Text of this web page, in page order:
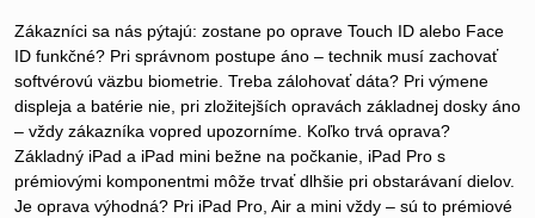
Zákazníci sa nás pýtajú: zostane po oprave Touch ID alebo Face
ID funkčné? Pri správnom postupe áno – technik musí zachovať
softvérovú väzbu biometrie. Treba zálohovať dáta? Pri výmene
displeja a batérie nie, pri zložitejších opravách základnej dosky áno
– vždy zákazníka vopred upozorníme. Koľko trvá oprava?
Základný iPad a iPad mini bežne na počkanie, iPad Pro s
prémiovými komponentmi môže trvať dlhšie pri obstarávaní dielov.
Je oprava výhodná? Pri iPad Pro, Air a mini vždy – sú to prémiové